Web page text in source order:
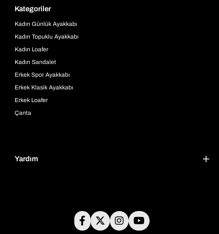
Kategoriler
Kadın Günlük Ayakkabı
Kadın Topuklu Ayakkabı
Kadın Loafer
Kadın Sandalet
Erkek Spor Ayakkabı
Erkek Klasik Ayakkabı
Erkek Loafer
Çanta
Yardım